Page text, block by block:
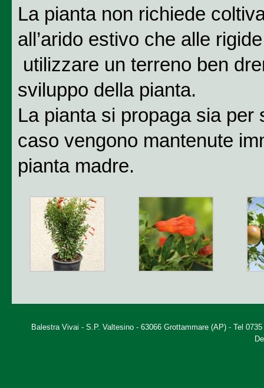
La pianta non richiede
all’arido estivo che alle
utilizzare un terreno ben
sviluppo della pianta.
La pianta si propaga sia per
caso vengono mantenute
pianta madre.
Balestra Vivai - S.P. Valtesino - 63066 Grottammare (AP) - Tel